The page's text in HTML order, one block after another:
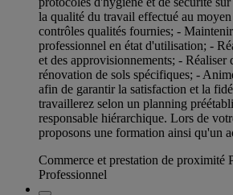
la qualité du travail effectué au
contrôles qualités fournies; -
professionnel en état d'utilisation; -
et des approvisionnements; - Réaliser
rénovation de sols spécifiques; -
afin de garantir la satisfaction et la
travaillerez selon un planning
responsable hiérarchique. Lors de
proposons une formation ainsi qu'un
Commerce et prestation de proximité
Professionnel